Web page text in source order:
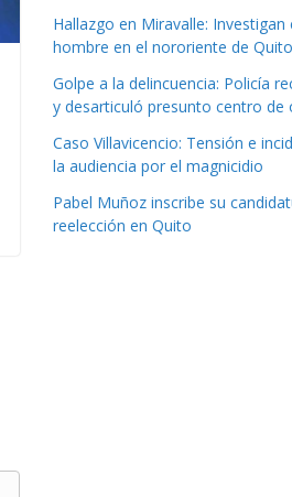
Hallazgo en Miravalle: Investigan
hombre en el nororiente de Quito
Golpe a la delincuencia: Policía
y desarticuló presunto centro de
Caso Villavicencio: Tensión e
la audiencia por el magnicidio
Pabel Muñoz inscribe su
reelección en Quito